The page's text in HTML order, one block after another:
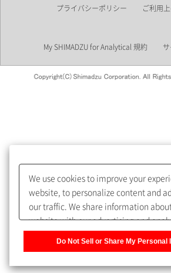
めします。
My SHIMADZU for Analyticalへ登録いた
取扱説明書・Webinarなどの閲覧ができ
うになります。
プライバシーポリシー ご利用
My SHIMADZU for Analytical 規約
We use cookies to improve your
website, to personalize content and
our traffic. We share information
website with our advertising and
Do Not Sell or Share My Personal